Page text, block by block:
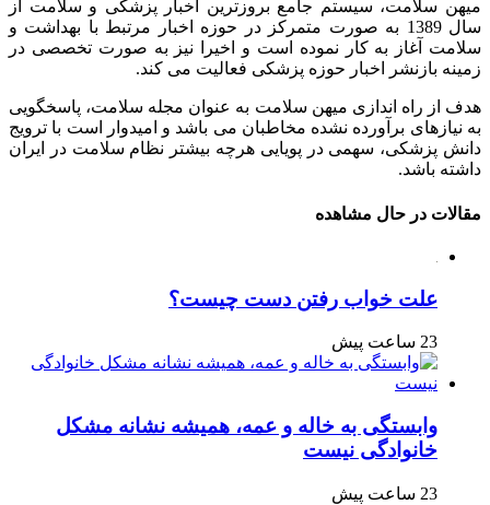
میهن سلامت، سیستم جامع بروزترین اخبار پزشکی و سلامت از
سال 1389 به صورت متمرکز در حوزه اخبار مرتبط با بهداشت و
سلامت آغاز به کار نموده است و اخیرا نیز به صورت تخصصی در
زمینه بازنشر اخبار حوزه پزشکی فعالیت می کند.
هدف از راه اندازی میهن سلامت به عنوان مجله سلامت، پاسخگویی
به نیازهای برآورده نشده مخاطبان می باشد و امیدوار است با ترویج
دانش پزشکی، سهمی در پویایی هرچه بیشتر نظام سلامت در ایران
داشته باشد.
مقالات در حال مشاهده
علت خواب رفتن دست چیست؟
23 ساعت پیش
وابستگی به خاله و عمه، همیشه نشانه مشکل
خانوادگی نیست
23 ساعت پیش